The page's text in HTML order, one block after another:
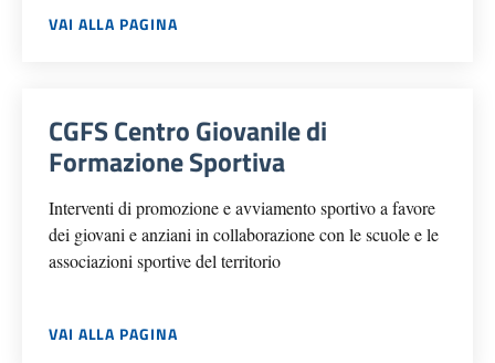
VAI ALLA PAGINA
CGFS Centro Giovanile di
Formazione Sportiva
Interventi di promozione e avviamento sportivo a favore
dei giovani e anziani in collaborazione con le scuole e le
associazioni sportive del territorio
VAI ALLA PAGINA